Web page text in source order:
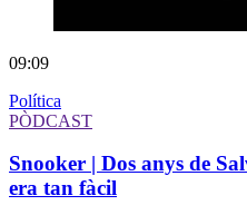
09:09
Política
PÒDCAST
Snooker | Dos anys de
era tan fàcil